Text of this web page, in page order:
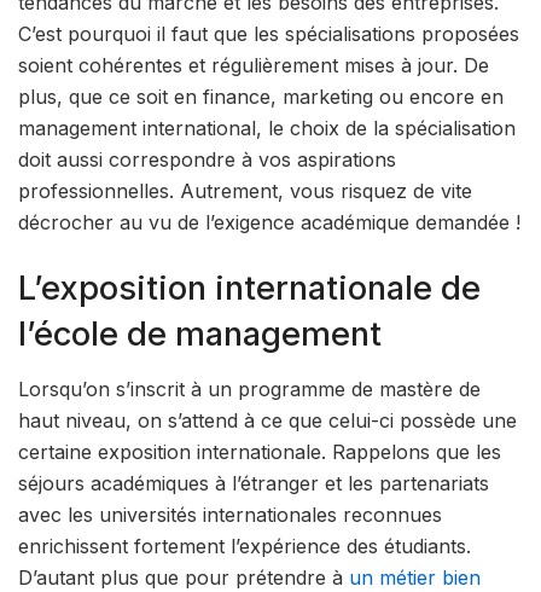
C’est pourquoi il faut que les spécialisations proposées
soient cohérentes et régulièrement mises à jour. De
plus, que ce soit en finance, marketing ou encore en
management international, le choix de la spécialisation
doit aussi correspondre à vos aspirations
professionnelles. Autrement, vous risquez de vite
décrocher au vu de l’exigence académique demandée !
L’exposition internationale de
l’école de management
Lorsqu’on s’inscrit à un programme de mastère de
haut niveau, on s’attend à ce que celui-ci possède une
certaine exposition internationale. Rappelons que les
séjours académiques à l’étranger et les partenariats
avec les universités internationales reconnues
enrichissent fortement l’expérience des étudiants.
D’autant plus que pour prétendre à un métier bien